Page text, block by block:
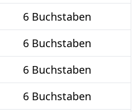
6 Buchstaben
6 Buchstaben
6 Buchstaben
6 Buchstaben